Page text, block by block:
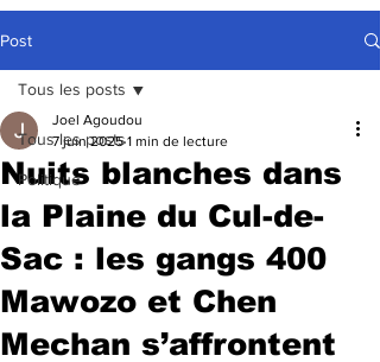
Post
Tous les posts
Politique
Tous les posts
Nuits blanches dans
la Plaine du Cul-de-
Sac : les gangs 400
Mawozo et Chen
Mechan s’affrontent
Joel Agoudou
7 juin 2025 1 min de lecture